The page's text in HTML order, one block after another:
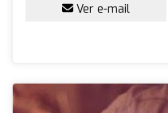
Ver e-mail